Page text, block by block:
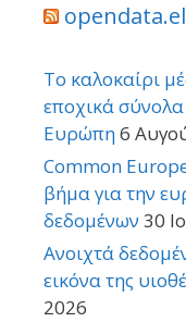
Το καλοκαίρι
εποχικά
Ευρώπη6
Common
βήμα για την
δεδομένων 30
Ανοιχτά
εικόνα της
2026